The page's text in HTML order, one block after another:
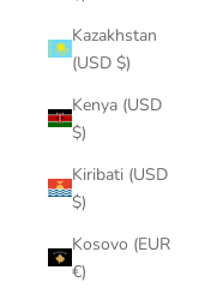
Kazakhstan
(USD $)
Kenya (USD
$)
Kiribati (USD
$)
Kosovo (EUR
€)